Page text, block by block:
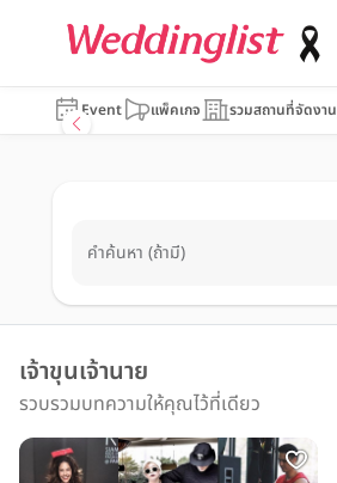
Event แพ็คเกจ รวมสถานที่จัดงาน
คำค้นหา (ถ้ามี)
เจ้าขุนเจ้านาย
รวบรวมบทความให้คุณไว้ที่เดียว